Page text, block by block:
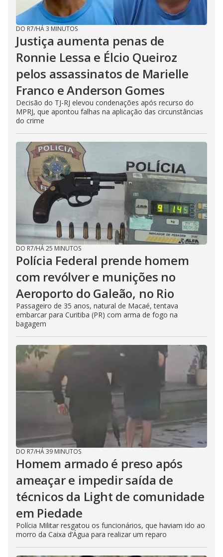
DO R7/HÁ 3 MINUTOS
Justiça aumenta penas de
Ronnie Lessa e Élcio Queiroz
pelos assassinatos de Marielle
Franco e Anderson Gomes
Decisão do TJ-RJ elevou condenações após recurso do
MPRJ, que apontou falhas na aplicação das circunstâncias
do crime
DO R7/HÁ 25 MINUTOS
Polícia Federal prende homem
com revólver e munições no
Aeroporto do Galeão, no Rio
Passageiro de 35 anos, natural de Macaé, tentava
embarcar para Curitiba (PR) com arma de fogo na
bagagem
DO R7/HÁ 39 MINUTOS
Homem armado é preso após
ameaçar e impedir saída de
técnicos da Light de comunidade
em Piedade
Polícia Militar resgatou os funcionários, que haviam ido ao
morro da Caixa d’Água para realizar um reparo